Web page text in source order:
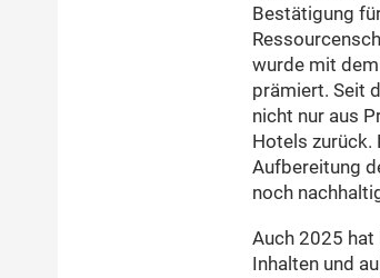
Bestätigung
wurde mit
prämiert. Seit
nicht nur aus
Hotels zurück.
Aufbereitung
noch
Auch 2025 hat
Inhalten und